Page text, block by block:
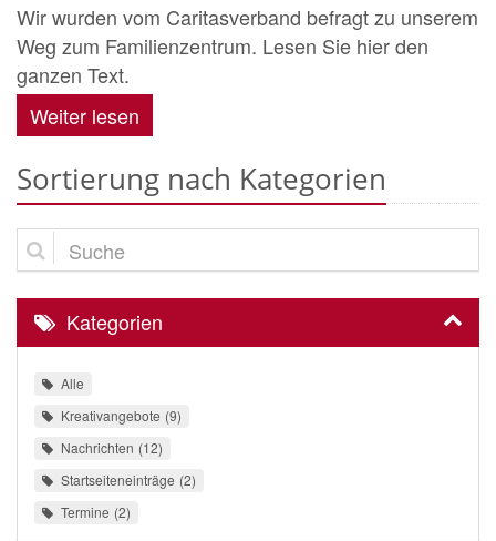
Wir wurden vom Caritasverband befragt zu unserem
Weg zum Familienzentrum. Lesen Sie hier den
ganzen Text.
Weiter lesen
Sortierung nach Kategorien
Suche
Kategorien
Alle
Kreativangebote 9
Nachrichten 12
Startseiteneinträge 2
Termine 2